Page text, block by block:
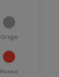
Grigio
Rosso